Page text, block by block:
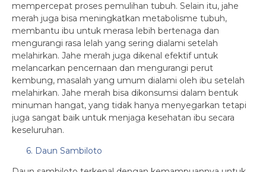
mempercepat proses pemulihan tubuh. Selain itu, jahe
merah juga bisa meningkatkan metabolisme tubuh,
membantu ibu untuk merasa lebih bertenaga dan
mengurangi rasa lelah yang sering dialami setelah
melahirkan. Jahe merah juga dikenal efektif untuk
melancarkan pencernaan dan mengurangi perut
kembung, masalah yang umum dialami oleh ibu setelah
melahirkan. Jahe merah bisa dikonsumsi dalam bentuk
minuman hangat, yang tidak hanya menyegarkan tetapi
juga sangat baik untuk menjaga kesehatan ibu secara
keseluruhan.
6. Daun Sambiloto